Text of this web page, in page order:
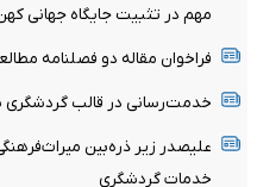
مهم در تثبیت جایگاه جهانی
فراخوان مقاله دو فصلنامه
خدمت‌رسانی در قالب گردشگری سلامت به ۱۱
علیصدر زیر ذره‌بین
خدمات گردشگری